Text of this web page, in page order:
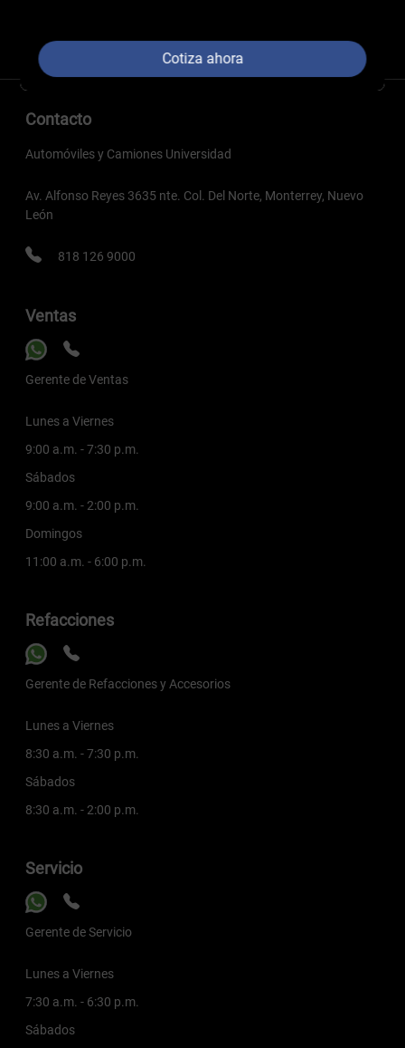
Contacto
Automóviles y Camiones Universidad
Av. Alfonso Reyes 3635 nte. Col. Del Norte, Monterrey, Nuevo
León
818 126 9000
Ventas
Gerente de Ventas
Lunes a Viernes
9:00 a.m. - 7:30 p.m.
Sábados
9:00 a.m. - 2:00 p.m.
Domingos
11:00 a.m. - 6:00 p.m.
Refacciones
Gerente de Refacciones y Accesorios
Lunes a Viernes
8:30 a.m. - 7:30 p.m.
Sábados
8:30 a.m. - 2:00 p.m.
Servicio
Gerente de Servicio
Lunes a Viernes
7:30 a.m. - 6:30 p.m.
Sábados
Cotiza ahora